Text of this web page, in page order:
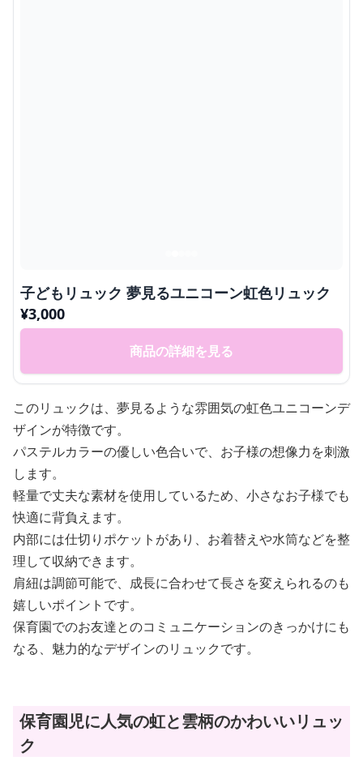
子どもリュック 夢見るユニコーン虹色リュック
¥3,000
商品の詳細を見る
このリュックは、夢見るような雰囲気の虹色ユニコーンデ
ザインが特徴です。
パステルカラーの優しい色合いで、お子様の想像力を刺激
します。
軽量で丈夫な素材を使用しているため、小さなお子様でも
快適に背負えます。
内部には仕切りポケットがあり、お着替えや水筒などを整
理して収納できます。
肩紐は調節可能で、成長に合わせて長さを変えられるのも
嬉しいポイントです。
保育園でのお友達とのコミュニケーションのきっかけにも
なる、魅力的なデザインのリュックです。
保育園児に人気の虹と雲柄のかわいいリュッ
ク